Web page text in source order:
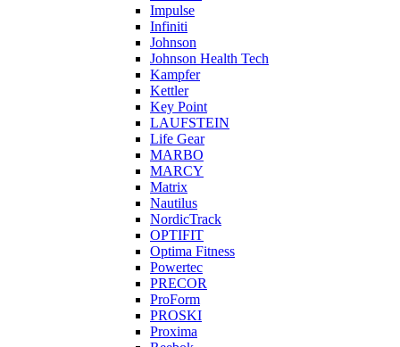
Impulse
Infiniti
Johnson
Johnson Health Tech
Kampfer
Kettler
Key Point
LAUFSTEIN
Life Gear
MARBO
MARCY
Matrix
Nautilus
NordicTrack
OPTIFIT
Optima Fitness
Powertec
PRECOR
ProForm
PROSKI
Proxima